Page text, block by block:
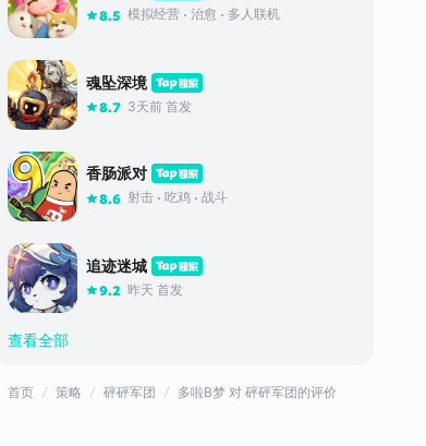
8.5 模拟经营 治愈 多人联机
魂坠深境
8.7 3天前 首发
香肠派对
8.6 射击 吃鸡 战斗
追迹迷城
9.2 昨天 首发
查看全部
首页 策略 砰砰军团 多啦B梦 对 砰砰军团的评价